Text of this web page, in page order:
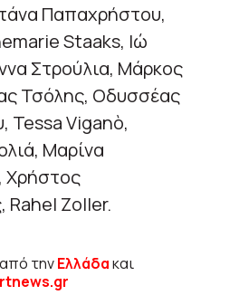
Παπαχρήστου,
Staaks, Ιώ
Στρούλια, Μάρκος
Τσόλης, Οδυσσέας
Tessa Viganò,
Μαρίνα
Χρήστος
Rahel Zoller.
από τηνΕλλάδακαι